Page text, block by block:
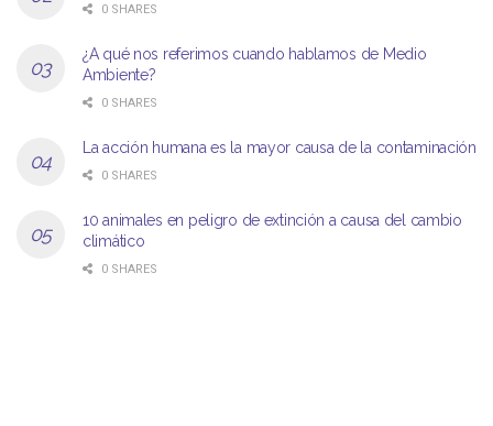
0 SHARES
¿A qué nos referimos cuando hablamos de Medio
Ambiente?
0 SHARES
La acción humana es la mayor causa de la contaminación
0 SHARES
10 animales en peligro de extinción a causa del cambio
climático
0 SHARES